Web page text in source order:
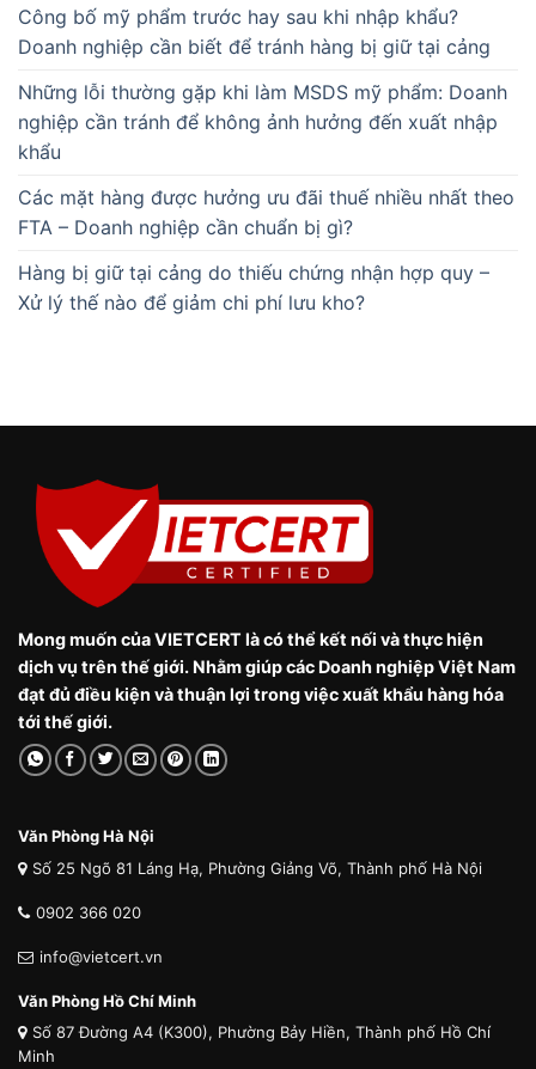
Công bố mỹ phẩm trước hay sau khi nhập khẩu?
Doanh nghiệp cần biết để tránh hàng bị giữ tại cảng
Những lỗi thường gặp khi làm MSDS mỹ phẩm: Doanh
nghiệp cần tránh để không ảnh hưởng đến xuất nhập
khẩu
Các mặt hàng được hưởng ưu đãi thuế nhiều nhất theo
FTA – Doanh nghiệp cần chuẩn bị gì?
Hàng bị giữ tại cảng do thiếu chứng nhận hợp quy –
Xử lý thế nào để giảm chi phí lưu kho?
Mong muốn của VIETCERT là có thể kết nối và thực hiện
dịch vụ trên thế giới. Nhằm giúp các Doanh nghiệp Việt Nam
đạt đủ điều kiện và thuận lợi trong việc xuất khẩu hàng hóa
tới thế giới.
Văn Phòng Hà Nội
Số 25 Ngõ 81 Láng Hạ, Phường Giảng Võ, Thành phố Hà Nội
0902 366 020
info@vietcert.vn
Văn Phòng Hồ Chí Minh
Số 87 Đường A4 (K300), Phường Bảy Hiền, Thành phố Hồ Chí
Minh